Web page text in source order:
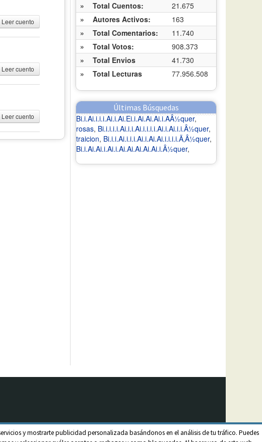
y mostrarte publicidad personalizada basándonos en el análisis de tu tráfico. Puedes
Leer cuento
Leer cuento
Leer cuento
»
Total Cuentos:
21.675
»
Autores Activos:
163
»
Total Comentarios:
11.740
»
Total Votos:
908.373
»
Total Envios
41.730
»
Total Lecturas 77.956.508
Últimas Búsquedas
Bi.i.Ai.i.i.i.Ai.i.Ai.Ei.i.Ai.Ai.Ai.i.AÂ½quer,
rosas, Bi.i.i.i.i.Ai.i.i.Ai.i.i.i.i.Ai.i.Ai.i.i.Â½quer,
traicion, Bi.i.i.Ai.i.i.i.Ai.i.Ai.Ai.i.i.i.i.Ã‚Â½quer,
Bi.i.Ai.Ai.i.Ai.i.Ai.Ai.Ai.Ai.Ai.i.Â½quer,